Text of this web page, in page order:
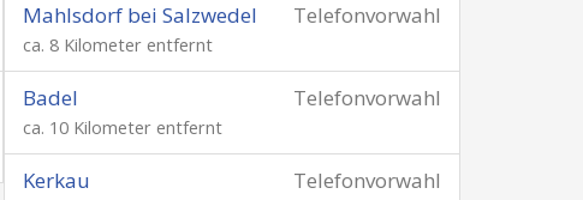
Telefonvorwahl
Mahlsdorf bei Salzwedel
ca. 8 Kilometer entfernt
Telefonvorwahl
Badel
ca. 10 Kilometer entfernt
Telefonvorwahl
Kerkau